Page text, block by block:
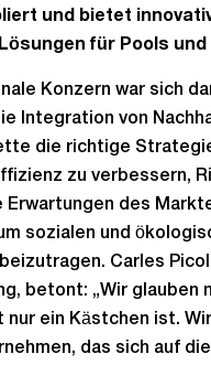
und bietet
für Pools und
Konzern war sich
Integration von
die richtige
zu verbessern,
Erwartungen des
sozialen und
Carles
betont: „Wir glauben
nur ein Kästchen ist.
das sich auf